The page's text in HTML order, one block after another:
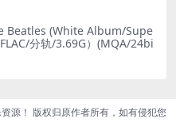
Beatles (White Album/Supe
分轨/3.69G）(MQA/24bi
源！ 版权归原作者所有，如有侵犯您